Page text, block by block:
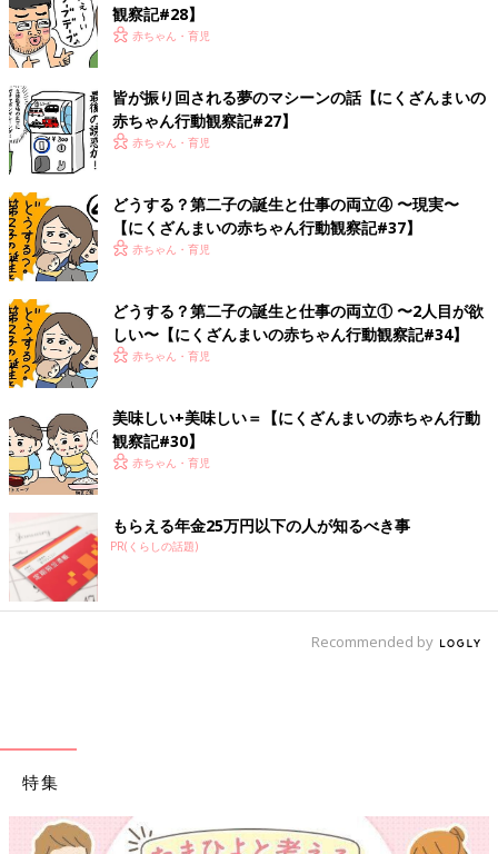
観察記#28】
赤ちゃん・育児
皆が振り回される夢のマシーンの話【にくざんまいの
赤ちゃん行動観察記#27】
赤ちゃん・育児
どうする？第二子の誕生と仕事の両立④ 〜現実〜
【にくざんまいの赤ちゃん行動観察記#37】
赤ちゃん・育児
どうする？第二子の誕生と仕事の両立① 〜2人目が欲
しい〜【にくざんまいの赤ちゃん行動観察記#34】
赤ちゃん・育児
美味しい+美味しい＝【にくざんまいの赤ちゃん行動
観察記#30】
赤ちゃん・育児
もらえる年金25万円以下の人が知るべき事
PR(くらしの話題)
Recommended by
特集